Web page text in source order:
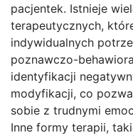
pacjentek. Istnieje
terapeutycznych,
indywidualnych
poznawczo-
identyfikacji
modyfikacji, co
sobie z trudnymi
Inne formy terapii,